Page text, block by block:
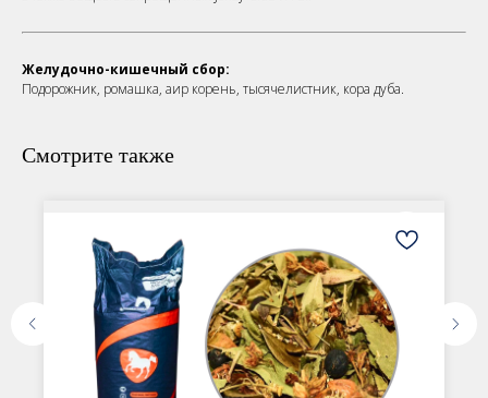
Желудочно-кишечный сбор:
Подорожник, ромашка, аир корень, тысячелистник, кора дуба.
Смотрите также